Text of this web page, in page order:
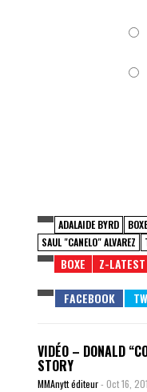
ADALAIDE BYRD
SAUL "CANELO" ALVAREZ
BOXE Z-
VIDÉO – DONALD
STORY
MMAnytt éditeur- Oct 16,